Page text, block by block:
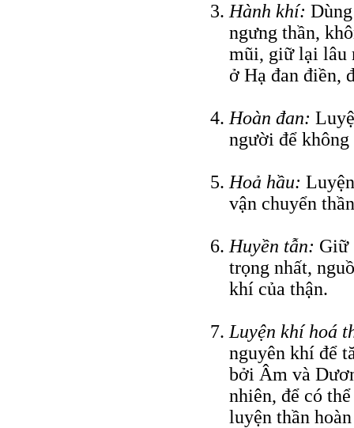
Hành khí:
ngưng thần,
mũi, giữ lại lâu
ở Hạ đan điền,
Hoàn đan:
người để
Hoả hầu:
vận chuyển
Huyền tẫn: Giữ
trọng nhất,
khí của thận.
Luyện khí hoá
nguyên khí để
bởi Âm và
nhiên, để có
luyện thần